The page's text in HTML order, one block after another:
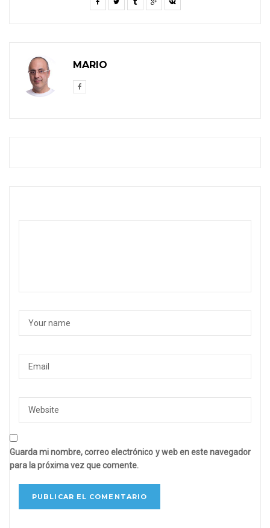
MARIO
Guarda mi nombre, correo electrónico y web en este navegador
para la próxima vez que comente.